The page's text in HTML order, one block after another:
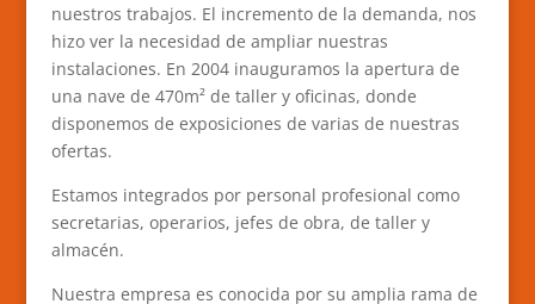
nuestros trabajos. El incremento de la demanda, nos
hizo ver la necesidad de ampliar nuestras
instalaciones. En 2004 inauguramos la apertura de
una nave de 470m² de taller y oficinas, donde
disponemos de exposiciones de varias de nuestras
ofertas.
Estamos integrados por personal profesional como
secretarias, operarios, jefes de obra, de taller y
almacén.
Nuestra empresa es conocida por su amplia rama de